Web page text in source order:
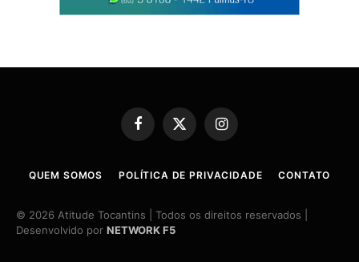
Facebook
X
Instagram
QUEM SOMOS POLÍTICA DE PRIVACIDADE CONTATO
© 2026 Atitude Tocantins | Todos os direitos reservados |
Desenvolvido por NETWORK F5